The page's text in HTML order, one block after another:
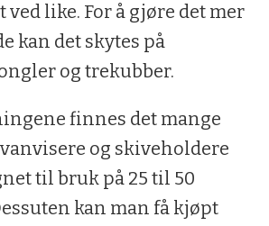
like. For å gjøre det mer
kan det skytes på
og trekubber.
finnes det mange
og skiveholdere
til bruk på 25 til 50
kan man få kjøpt